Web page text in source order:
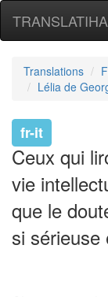
Translations
Lélia de
fr-it
Ceux qui
vie
que le
si sérieuse